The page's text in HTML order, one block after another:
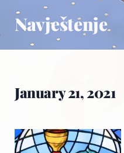
Navještenje
January 21, 2021